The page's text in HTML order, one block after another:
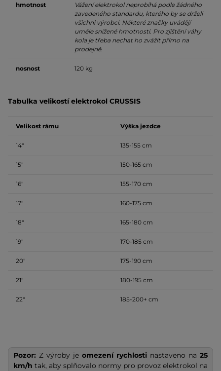
hmotnost
Vážení elektrokol neprobíhá podle žádného
zavedeného standardu, kterého by se drželi
všichni výrobci. Některé značky uvádějí
uměle snížené hmotnosti. Pro zjištění váhy
kola je třeba nechat ho zvážit přímo na
prodejně.
nosnost 120 kg
Tabulka velikostí elektrokol CRUSSIS
Velikost rámu Výška jezdce
14″ 135-155 cm
15″ 150-165 cm
16″ 155-170 cm
17″ 160-175 cm
18″ 165-180 cm
19″ 170-185 cm
20″ 175-190 cm
21″ 180-195 cm
22″ 185-200+ cm
Pozor: Z výroby je omezení rychlosti nastaveno na 25
km/h tak, aby splňovalo normy pro provoz elektrokol na